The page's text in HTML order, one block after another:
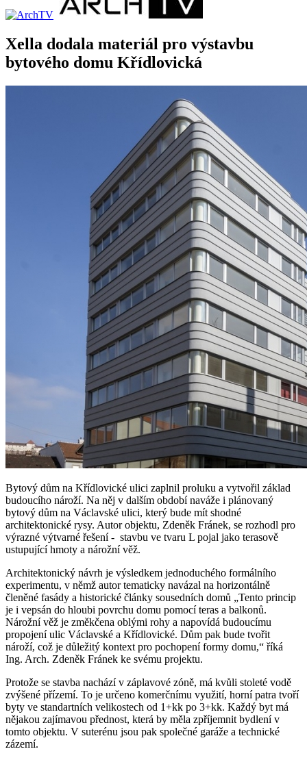
Xella dodala materiál pro výstavbu
bytového domu Křídlovická
Bytový dům na Křídlovické ulici zaplnil proluku a vytvořil základ
budoucího nároží. Na něj v dalším období naváže i plánovaný
bytový dům na Václavské ulici, který bude mít shodné
architektonické rysy. Autor objektu, Zdeněk Fránek, se rozhodl pro
výrazné výtvarné řešení - stavbu ve tvaru L pojal jako terasově
ustupující hmoty a nárožní věž.
Architektonický návrh je výsledkem jednoduchého formálního
experimentu, v němž autor tematicky navázal na horizontálně
členěné fasády a historické články sousedních domů „Tento princip
je i vepsán do hloubi povrchu domu pomocí teras a balkonů.
Nárožní věž je změkčena oblými rohy a napovídá budoucímu
propojení ulic Václavské a Křídlovické. Dům pak bude tvořit
nároží, což je důležitý kontext pro pochopení formy domu,“ říká
Ing. Arch. Zdeněk Fránek ke svému projektu.
Protože se stavba nachází v záplavové zóně, má kvůli stoleté vodě
zvýšené přízemí. To je určeno komerčnímu využití, horní patra tvoří
byty ve standartních velikostech od 1+kk po 3+kk. Každý byt má
nějakou zajímavou přednost, která by měla zpříjemnit bydlení v
tomto objektu. V suterénu jsou pak společné garáže a technické
zázemí.